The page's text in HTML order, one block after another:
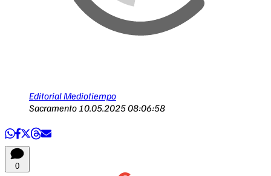
Editorial Mediotiempo
Sacramento 10.05.2025 08:06:58
0